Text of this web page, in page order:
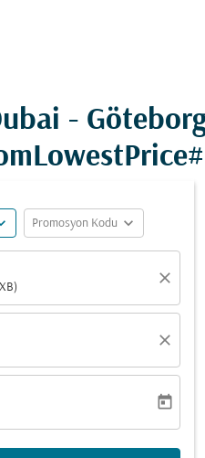
-
Promosyon Kodu expand_more
close
close
today